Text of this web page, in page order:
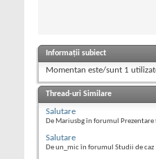
Informații subiect
Momentan este/sunt 1
Thread-uri Similare
Salutare
De Mariusbg în forumul
Salutare
De un_mic în forumul Studii de caz